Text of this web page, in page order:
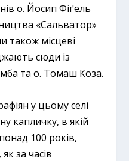
о. Йосип Фіґель
«Сальватор»
також місцеві
сюди із
та о. Томаш Коза.
у цьому селі
капличку, в якій
100 років,
за часів